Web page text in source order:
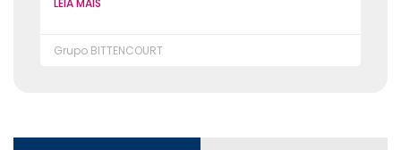
LEIA MAIS
Grupo BITTENCOURT